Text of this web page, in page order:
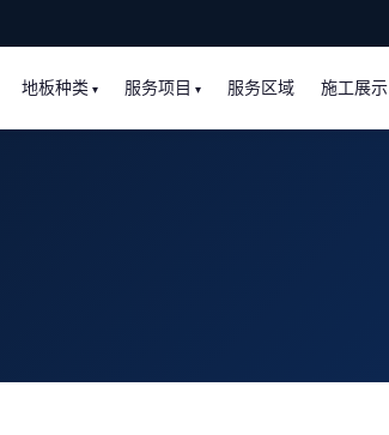
地板种类 服务项目 服务区域 施工展示